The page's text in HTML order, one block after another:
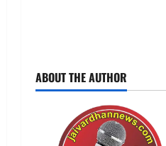
ABOUT THE AUTHOR